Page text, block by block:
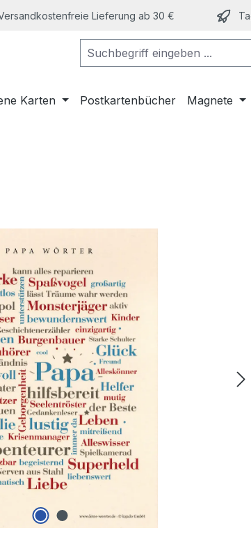
Lieferung ab 30 €
Karten Postkartenbücher Magnete